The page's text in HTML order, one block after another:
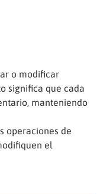
o modificar
significa que cada
manteniendo
operaciones de
el